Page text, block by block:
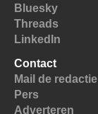
Bluesky
Threads
LinkedIn
Contact
Mail de redactie
Pers
Adverteren